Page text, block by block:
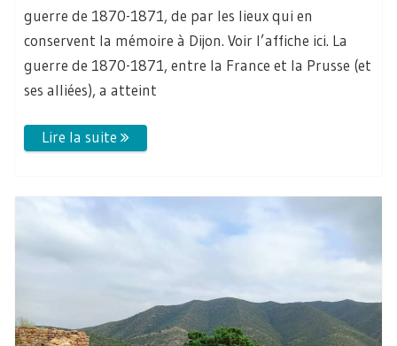
guerre de 1870-1871, de par les lieux qui en
conservent la mémoire à Dijon. Voir l’affiche ici. La
guerre de 1870-1871, entre la France et la Prusse (et
ses alliées), a atteint